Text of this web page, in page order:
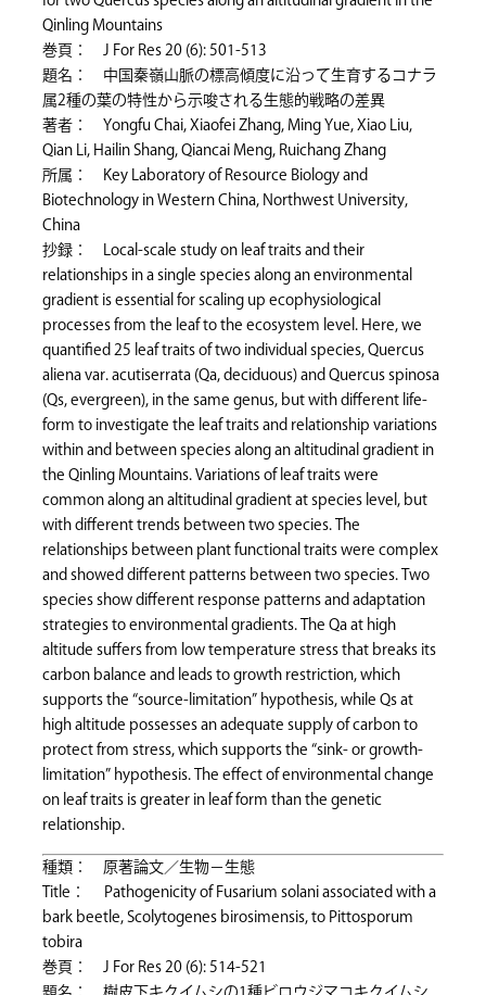
Qinling Mountains
巻頁： J For Res 20 (6): 501-513
題名： 中国秦嶺山脈の標高傾度に沿って生育するコナラ
属2種の葉の特性から示唆される生態的戦略の差異
著者： Yongfu Chai, Xiaofei Zhang, Ming Yue, Xiao Liu,
Qian Li, Hailin Shang, Qiancai Meng, Ruichang Zhang
所属： Key Laboratory of Resource Biology and
Biotechnology in Western China, Northwest University,
China
抄録： Local-scale study on leaf traits and their
relationships in a single species along an environmental
gradient is essential for scaling up ecophysiological
processes from the leaf to the ecosystem level. Here, we
quantified 25 leaf traits of two individual species, Quercus
aliena var. acutiserrata (Qa, deciduous) and Quercus spinosa
(Qs, evergreen), in the same genus, but with different life-
form to investigate the leaf traits and relationship variations
within and between species along an altitudinal gradient in
the Qinling Mountains. Variations of leaf traits were
common along an altitudinal gradient at species level, but
with different trends between two species. The
relationships between plant functional traits were complex
and showed different patterns between two species. Two
species show different response patterns and adaptation
strategies to environmental gradients. The Qa at high
altitude suffers from low temperature stress that breaks its
carbon balance and leads to growth restriction, which
supports the “source-limitation” hypothesis, while Qs at
high altitude possesses an adequate supply of carbon to
protect from stress, which supports the “sink- or growth-
limitation” hypothesis. The effect of environmental change
on leaf traits is greater in leaf form than the genetic
relationship.
種類： 原著論文／生物－生態
Title： Pathogenicity of Fusarium solani associated with a
bark beetle, Scolytogenes birosimensis, to Pittosporum
tobira
巻頁： J For Res 20 (6): 514-521